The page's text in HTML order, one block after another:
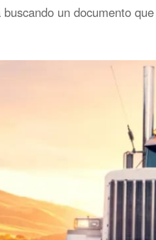
buscando un documento